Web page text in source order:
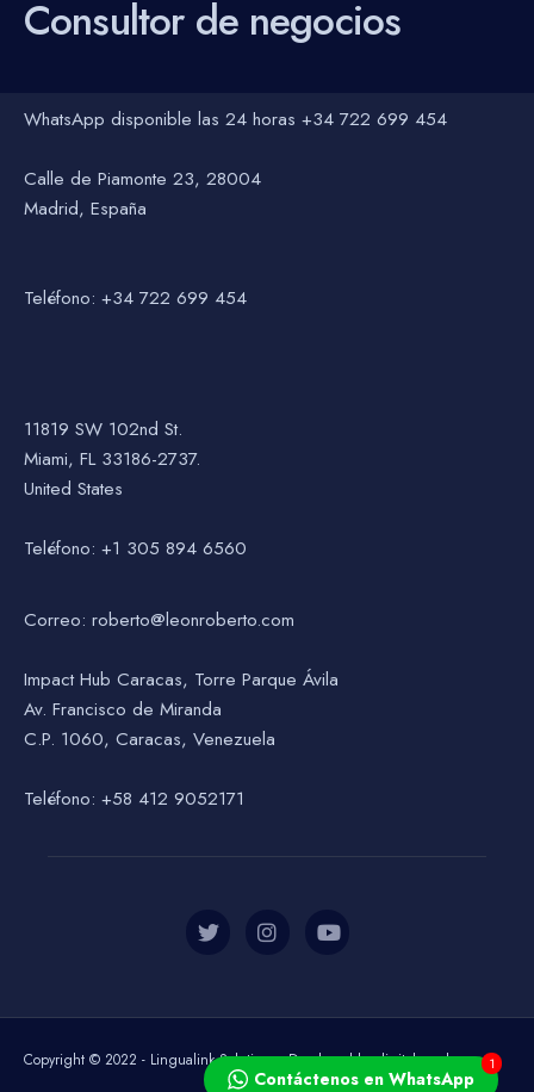
Consultor de negocios
WhatsApp disponible las 24 horas +34 722 699 454
Calle de Piamonte 23, 28004
Madrid, España
Teléfono: +34 722 699 454
11819 SW 102nd St.
Miami, FL 33186-2737.
United States
Teléfono: +1 305 894 6560
Correo: roberto@leonroberto.com
Impact Hub Caracas, Torre Parque Ávila
Av. Francisco de Miranda
C.P. 1060, Caracas, Venezuela
Teléfono: +58 412 9052171
Copyright © 2022 - Lingualink Solutions - Developed by digitalesweb.com
Contáctenos en WhatsApp
1